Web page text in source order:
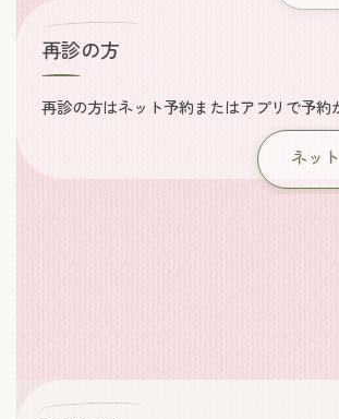
再診の方
再診の方はネット予約またはアプリで予約
ネッ